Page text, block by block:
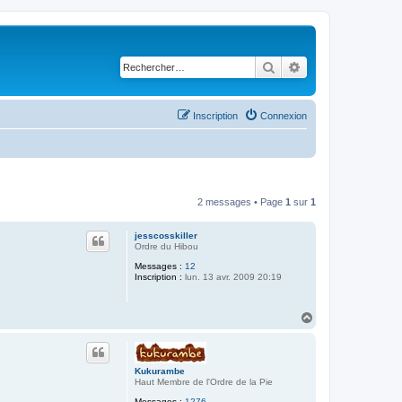
Rechercher
Connexion
Inscription
2 messages • Page 1 sur 1
jesscosskiller
Ordre du Hibou
Messages : 12
Inscription : lun. 13 avr. 2009 20:19
Kukurambe
Haut Membre de l'Ordre de la Pie